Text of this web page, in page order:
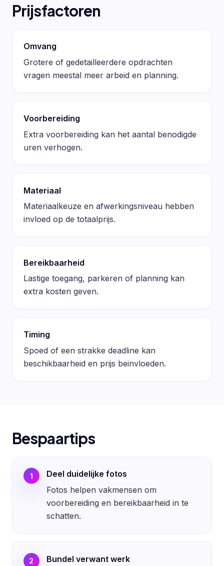
Prijsfactoren
Omvang
Grotere of gedetailleerdere opdrachten
vragen meestal meer arbeid en planning.
Voorbereiding
Extra voorbereiding kan het aantal benodigde
uren verhogen.
Materiaal
Materiaalkeuze en afwerkingsniveau hebben
invloed op de totaalprijs.
Bereikbaarheid
Lastige toegang, parkeren of planning kan
extra kosten geven.
Timing
Spoed of een strakke deadline kan
beschikbaarheid en prijs beinvloeden.
Bespaartips
1
Deel duidelijke fotos
Fotos helpen vakmensen om
voorbereiding en bereikbaarheid in te
schatten.
2
Bundel verwant werk